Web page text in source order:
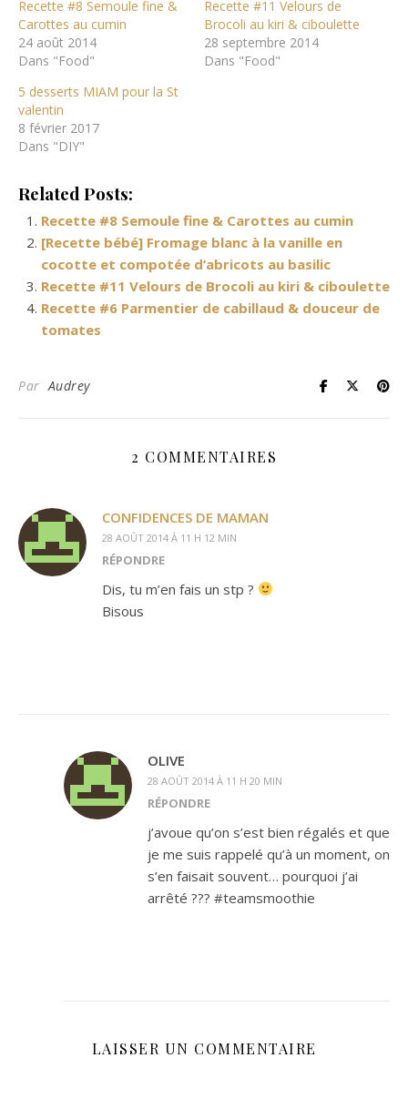
Recette #8 Semoule fine &
Carottes au cumin
24 août 2014
Dans "Food"
Recette #11 Velours de
Brocoli au kiri & ciboulette
28 septembre 2014
Dans "Food"
5 desserts MIAM pour la St
valentin
8 février 2017
Dans "DIY"
Related Posts:
Recette #8 Semoule fine & Carottes au cumin
[Recette bébé] Fromage blanc à la vanille en
cocotte et compotée d’abricots au basilic
Recette #11 Velours de Brocoli au kiri & ciboulette
Recette #6 Parmentier de cabillaud & douceur de
tomates
Par Audrey
2 COMMENTAIRES
CONFIDENCES DE MAMAN
28 AOÛT 2014 À 11 H 12 MIN
RÉPONDRE
Dis, tu m’en fais un stp ?
Bisous
OLIVE
28 AOÛT 2014 À 11 H 20 MIN
RÉPONDRE
j’avoue qu’on s’est bien régalés et que
je me suis rappelé qu’à un moment, on
s’en faisait souvent… pourquoi j’ai
arrêté ??? #teamsmoothie
LAISSER UN COMMENTAIRE